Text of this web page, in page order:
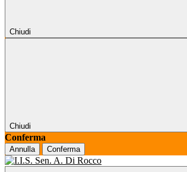
Chiudi
Chiudi
Conferma
Annulla Conferma